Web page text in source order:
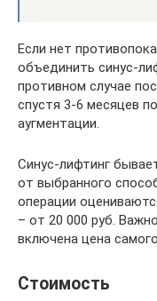
Если нет
объединить синус-
противном случае
спустя 3-6 месяцев
аугментации.
Синус-лифтинг
от выбранного
операции
– от 20 000 руб.
включена цена
Стоимость